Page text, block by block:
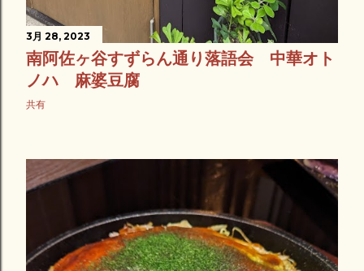
3月 28, 2023
南阿佐ヶ谷すずらん通り落語会 中華オト
ノハ 麻婆豆腐
共有